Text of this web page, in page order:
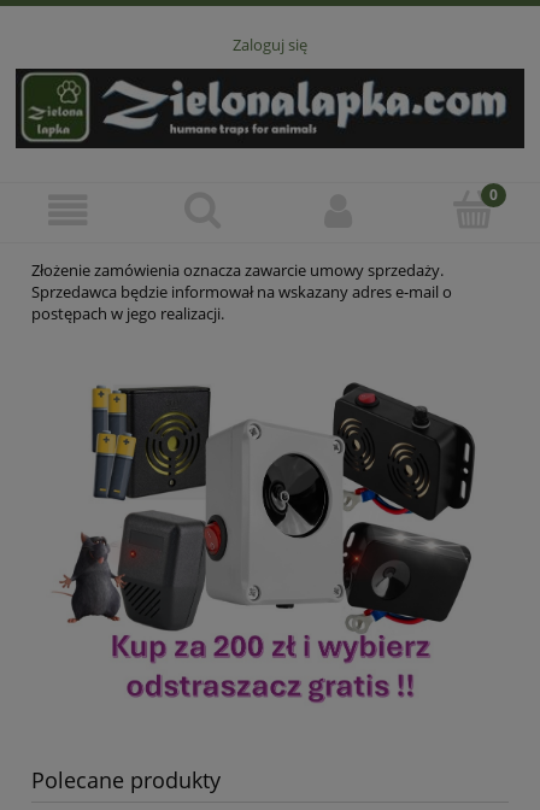
Zaloguj się
Złożenie zamówienia oznacza zawarcie umowy sprzedaży.
Sprzedawca będzie informował na wskazany adres e-mail o
postępach w jego realizacji.
Polecane produkty